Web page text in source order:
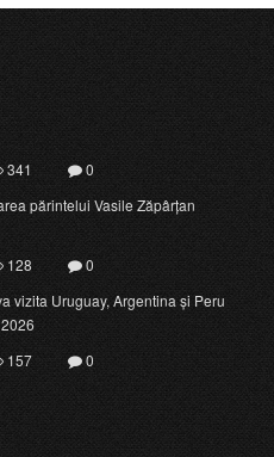
341
0
părintelui Vasile Zăpârțan
128
0
vizita Uruguay, Argentina și Peru
157 0